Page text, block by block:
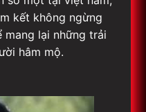
kết không ngừng
lại những trải
hâm mộ.